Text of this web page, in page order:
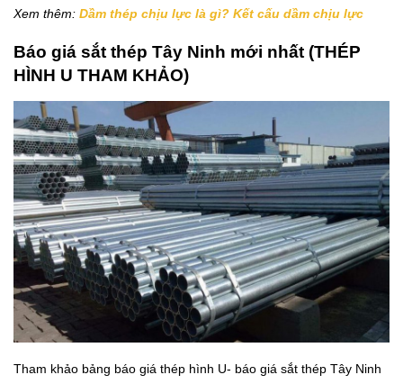
Xem thêm: Dầm thép chịu lực là gì? Kết cấu dầm chịu lực
Báo giá sắt thép Tây Ninh mới nhất (THÉP
HÌNH U THAM KHẢO)
Tham khảo bảng báo giá thép hình U- báo giá sắt thép Tây Ninh